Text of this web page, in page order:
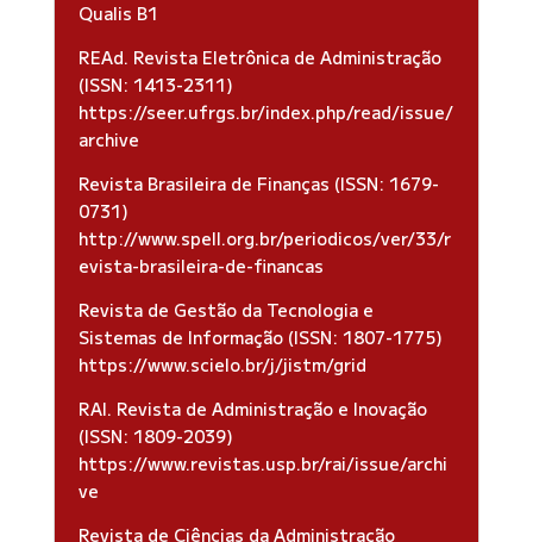
Qualis B1
REAd. Revista Eletrônica de Administração
(ISSN: 1413-2311)
https://seer.ufrgs.br/index.php/read/issue/
archive
Revista Brasileira de Finanças (ISSN: 1679-
0731)
http://www.spell.org.br/periodicos/ver/33/r
evista-brasileira-de-financas
Revista de Gestão da Tecnologia e
Sistemas de Informação (ISSN: 1807-1775)
https://www.scielo.br/j/jistm/grid
RAI. Revista de Administração e Inovação
(ISSN: 1809-2039)
https://www.revistas.usp.br/rai/issue/archi
ve
Revista de Ciências da Administração